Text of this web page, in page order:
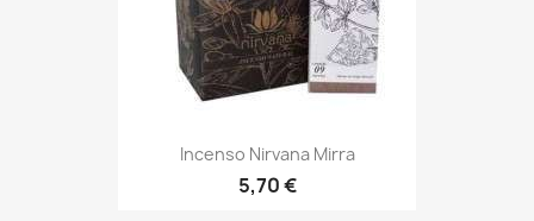
Incenso Nirvana Mirra
5,70 €